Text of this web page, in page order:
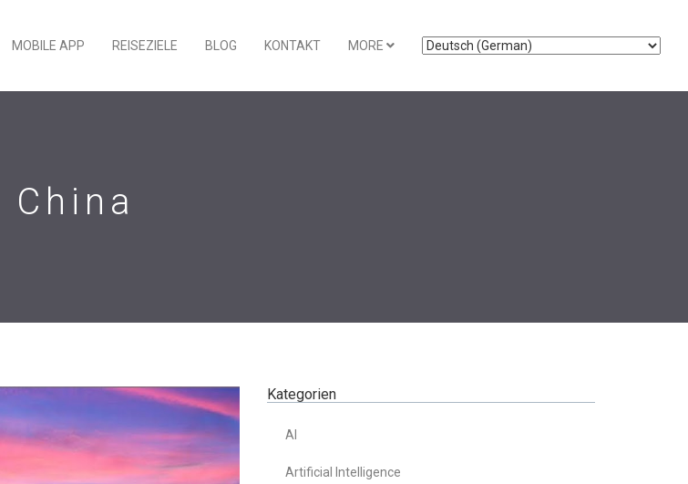
MOBILE APP REISEZIELE BLOG KONTAKT MORE
China
Kategorien
AI
Artificial Intelligence